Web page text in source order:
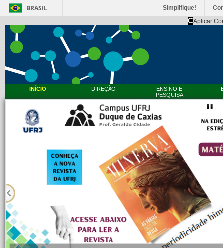
BRASIL Simplifique!
CAplicar
INÍCIO DIREÇÃO
ENSINO E
PESQUISA